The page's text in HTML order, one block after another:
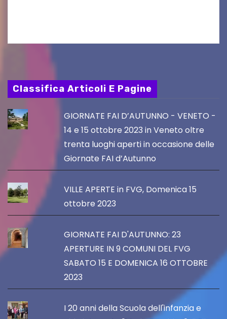
Classifica Articoli E Pagine
GIORNATE FAI D’AUTUNNO - VENETO -
14 e 15 ottobre 2023 in Veneto oltre
trenta luoghi aperti in occasione delle
Giornate FAI d’Autunno
VILLE APERTE in FVG, Domenica 15
ottobre 2023
GIORNATE FAI D'AUTUNNO: 23
APERTURE IN 9 COMUNI DEL FVG
SABATO 15 E DOMENICA 16 OTTOBRE
2023
I 20 anni della Scuola dell'infanzia e